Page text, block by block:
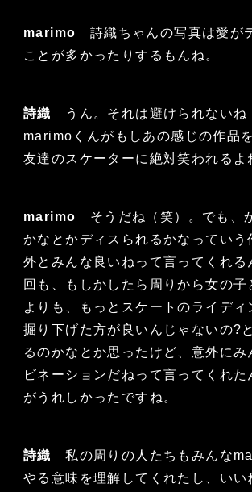
marimo 詩織ちゃんの写真は愛が
ことが多かったりするもんね。
詩織
うん。それは避けられないね
marimoくんがもしあの感じの作品
友達のスケーターに絶対笑われるよ
marimo そうだね（笑）。でも、
かなとかディスられるかなっていう
外とみんな良いねって言ってくれる
回も、もしかしたら周りから女の子
よりも、もっとスケートのライディ
掘り下げた方が良いんじゃないの?
るのかなとか思ったけど、意外にみ
ビネーションだねって言ってくれた
がうれしかったですね。
詩織私の周りの人たちもみんな
やる意味を理解してくれたし、いい